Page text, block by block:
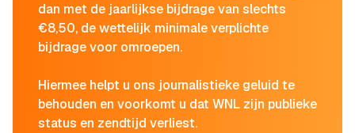
dan met de jaarlijkse bijdrage van slechts
€8,50, de wettelijk minimale verplichte
bijdrage voor omroepen.
Hiermee helpt u ons journalistieke geluid te
behouden en voorkomt u dat WNL zijn publieke
status en zendtijd verliest.